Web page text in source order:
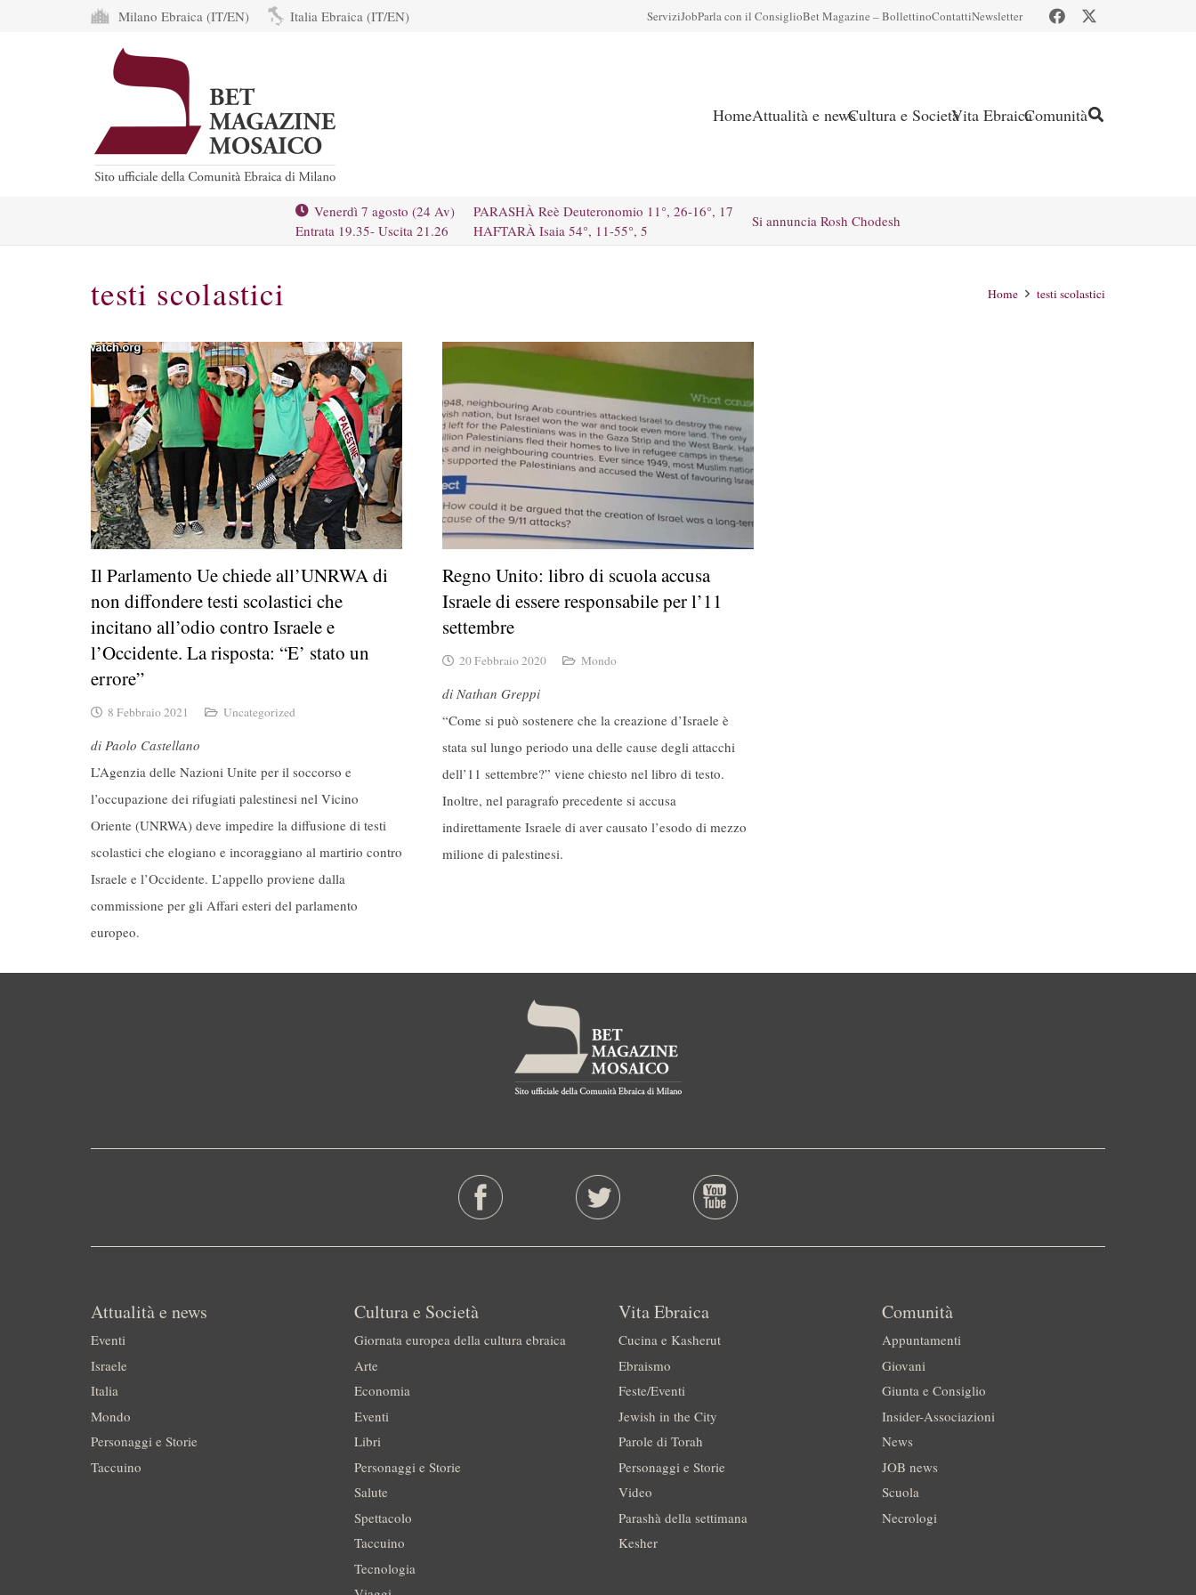
Milano Ebraica (IT/EN) Italia Ebraica (IT/EN) ServiziJobParla con il ConsiglioBet Magazine – BollettinoContattiNewsletter
HomeAttualità e newsCultura e SocietàVita EbraicaComunità
Venerdì 7 agosto (24 Av)
Entrata 19.35- Uscita 21.26
PARASHÀ Reè Deuteronomio 11°, 26-16°, 17
HAFTARÀ Isaia 54°, 11-55°, 5
Si annuncia Rosh Chodesh
testi scolastici Home testi scolastici
Il Parlamento Ue chiede all’UNRWA di
non diffondere testi scolastici che
incitano all’odio contro Israele e
l’Occidente. La risposta: “E’ stato un
errore”
8 Febbraio 2021 Uncategorized
di Paolo Castellano
L’Agenzia delle Nazioni Unite per il soccorso e
l’occupazione dei rifugiati palestinesi nel Vicino
Oriente (UNRWA) deve impedire la diffusione di testi
scolastici che elogiano e incoraggiano al martirio contro
Israele e l’Occidente. L’appello proviene dalla
commissione per gli Affari esteri del parlamento
europeo.
Regno Unito: libro di scuola accusa
Israele di essere responsabile per l’11
settembre
20 Febbraio 2020 Mondo
di Nathan Greppi
“Come si può sostenere che la creazione d’Israele è
stata sul lungo periodo una delle cause degli attacchi
dell’11 settembre?” viene chiesto nel libro di testo.
Inoltre, nel paragrafo precedente si accusa
indirettamente Israele di aver causato l’esodo di mezzo
milione di palestinesi.
Attualità e news
Eventi
Israele
Italia
Mondo
Personaggi e Storie
Taccuino
Cultura e Società
Giornata europea della cultura ebraica
Arte
Economia
Eventi
Libri
Personaggi e Storie
Salute
Spettacolo
Taccuino
Tecnologia
Vita Ebraica
Cucina e Kasherut
Ebraismo
Feste/Eventi
Jewish in the City
Parole di Torah
Personaggi e Storie
Video
Parashà della settimana
Kesher
Comunità
Appuntamenti
Giovani
Giunta e Consiglio
Insider-Associazioni
News
JOB news
Scuola
Necrologi